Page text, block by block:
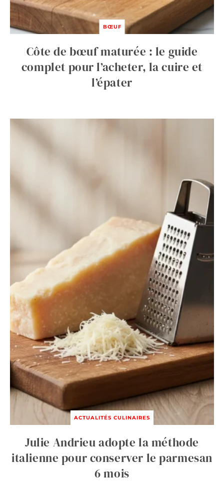
BŒUF
Côte de bœuf maturée : le guide
complet pour l’acheter, la cuire et
l’épater
ACTUALITÉS CULINAIRES
Julie Andrieu adopte la méthode
italienne pour conserver le parmesan
6 mois